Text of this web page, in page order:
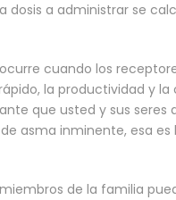
dosis a administrar se
cuando los
la productividad y
que usted y sus
asma inminente, esa
de la familia